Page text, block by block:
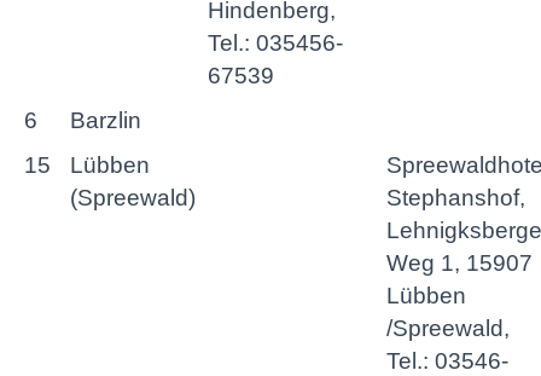
Hindenberg,
Tel.: 035456-
67539
6
Barzlin
15
Lübben
(Spreewald)
Stephanshof,
Weg 1, 15907
Lübben
/Spreewald,
Tel.: 03546-